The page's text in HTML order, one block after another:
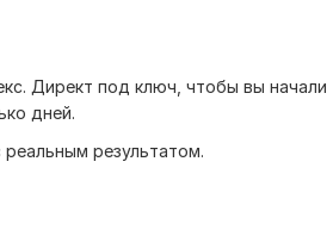
Директ под ключ, чтобы вы начали
дней.
результатом.